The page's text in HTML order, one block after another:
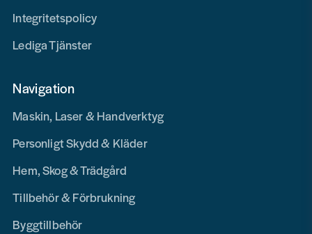
Integritetspolicy
Lediga Tjänster
Navigation
Maskin, Laser & Handverktyg
Personligt Skydd & Kläder
Hem, Skog & Trädgård
Tillbehör & Förbrukning
Byggtillbehör